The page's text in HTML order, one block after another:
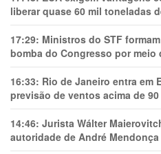
liberar quase 60 mil toneladas
17:29: Ministros do STF
bomba do Congresso por meio
16:33: Rio de Janeiro entra em
previsão de ventos acima de 90
14:46: Jurista Wálter
autoridade de André